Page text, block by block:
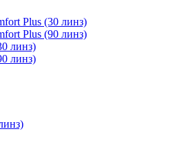
Plus (30 линз)
Plus (90 линз)
линз)
линз)